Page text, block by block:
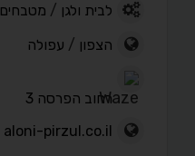
לבית ולגן / מטבחים
הצפון / עפולה
רחוב הפרסה 3
aloni-pirzul.co.il